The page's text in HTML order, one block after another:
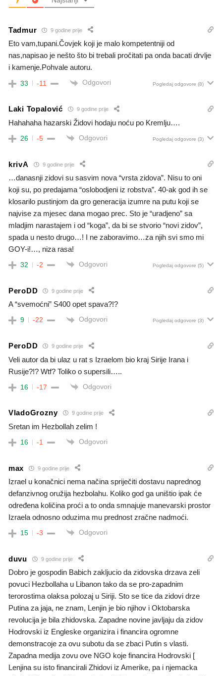
Tadmur 9 godine prije
Eto vam,tupani.Čovjek koji je malo kompetentniji od
nas,napisao je nešto što bi trebali pročitati pa onda bacati drvlje
i kamenje.Pohvale autoru.
33 -11 Odgovori Pogledaj odgovore (8)
Laki Topalović 9 godine prije
Hahahaha hazarski Židovi hodaju noću po Kremlju….
26 -5 Odgovori Pogledaj odgovore (3)
krivA 9 godine prije
…danasnji zidovi su sasvim nova “vrsta zidova”. Nisu to oni
koji su, po predajama “oslobodjeni iz robstva”. 40-ak god ih se
klosarilo pustinjom da gro generacija izumre na putu koji se
najvise za mjesec dana mogao prec. Sto je “uradjeno” sa
mladjim narastajem i od “koga”, da bi se stvorio “novi zidov”,
spada u nesto drugo…! I ne zaboravimo…za njih svi smo mi
GOY-i!…, niza rasa!
32 -2 Odgovori Pogledaj odgovore (5)
PeroDD 9 godine prije
A “svemoćni” S400 opet spava?!?
9 -22 Odgovori Pogledaj odgovore (3)
PeroDD 9 godine prije
Veli autor da bi ulaz u rat s Izraelom bio kraj Sirije Irana i
Rusije?!? Wtf? Toliko o supersili…..
16 -17 Odgovori
VladoGrozny 9 godine prije
Sretan im Hezbollah zelim !
16 -1 Odgovori
max 9 godine prije
Izrael u konačnici nema načina spriječiti dostavu naprednog
defanzivnog oružija hezbolahu. Koliko god ga uništio ipak će
određena količina proći a to onda smnajuje manevarski prostor
Izraela odnosno oduzima mu prednost zračne nadmoći.
15 -3 Odgovori
duvu 9 godine prije
Dobro je gospodin Babich zakljucio da zidovska drzava zeli
povuci Hezbollaha u Libanon tako da se pro-zapadnim
terorostima olaksa polozaj u Siriji. Sto se tice da zidovi drze
Putina za jaja, ne znam, Lenjin je bio njihov i Oktobarska
revolucija je bila zhidovska. Zapadne novine javljaju da zidov
Hodrovski iz Engleske organizira i financira ogromne
demonstracoje za ovu subotu da se zbaci Putin s vlasti.
Zapadna medija zovu ove NGO koje financira Hodrovski [
Lenjina su isto financirali Zhidovi iz Amerike, pa i njemacka